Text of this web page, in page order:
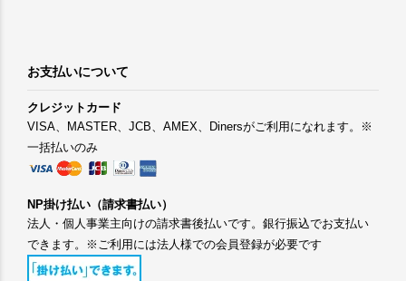
お支払いについて
クレジットカード
VISA、MASTER、JCB、AMEX、Dinersがご利用になれます。※
一括払いのみ
NP掛け払い（請求書払い）
法人・個人事業主向けの請求書後払いです。銀行振込でお支払い
できます。※ご利用には法人様での会員登録が必要です